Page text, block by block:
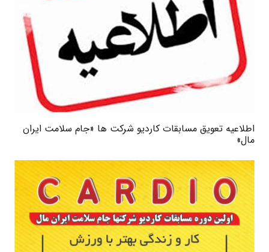
اطلاعیه تعویق مسابقات کاردیو شرکت ها «جام سلامت ایران
مال»